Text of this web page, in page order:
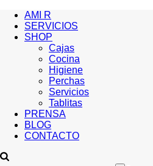
AMI R
SERVICIOS
SHOP
Cajas
Cocina
Higiene
Perchas
Servicios
Tablitas
PRENSA
BLOG
CONTACTO